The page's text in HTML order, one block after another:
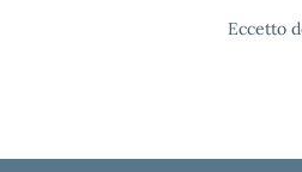
Eccetto